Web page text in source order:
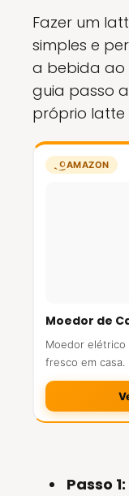
Fazer um
simples e
a bebida ao
guia passo
próprio latte
AMAZON
Moedor de
Moedor elétrico
fresco em casa.
Passo 1: